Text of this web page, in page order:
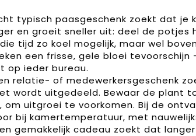
typisch paasgeschenk zoekt dat
en groeit sneller uit: deel de
tijd zo koel mogelijk, maar wel
een frisse, gele bloei tevoorschijn
op ieder bureau.
relatie- of medewerkersgeschenk
wordt uitgedeeld. Bewaar de plant
om uitgroei te voorkomen. Bij de
bij kamertemperatuur, met
gemakkelijk cadeau zoekt dat